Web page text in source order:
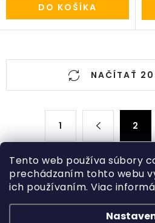
Tento web používa súbory
prechádzaním tohto webu
ich používaním. Viac
DO KOŠÍKA
O
a
c
e
p
NAČÍTAŤ
r
á
n
k
o
1 2
á